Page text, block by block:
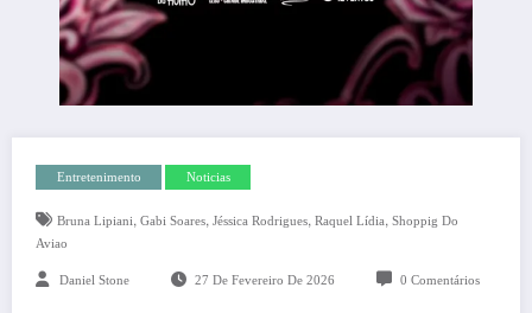
Entretenimento Noticias
Bruna Lipiani, Gabi Soares, Jéssica Rodrigues, Raquel Lídia, Shoppig Do
Aviao
Daniel Stone 27 De Fevereiro De 2026 0 Comentários